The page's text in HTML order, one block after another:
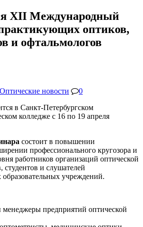
XII Международный
оптиков,
и офтальмологов
Оптические новости
0
в Санкт-Петербургском
колледже с 16 по 19 апреля
состоит в повышении
профессионального кругозора и
работников организаций оптической
студентов и слушателей
учреждений.
менеджеры предприятий оптической